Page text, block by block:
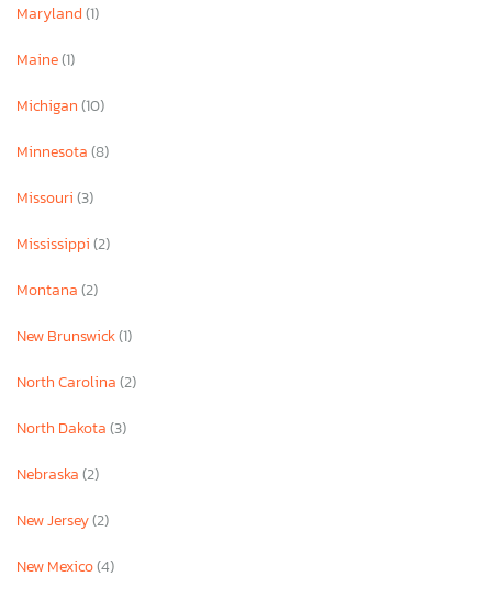
Maryland(1)
Maine(1)
Michigan(10)
Minnesota(8)
Missouri(3)
Mississippi(2)
Montana(2)
New Brunswick(1)
North Carolina(2)
North Dakota(3)
Nebraska(2)
New Jersey(2)
New Mexico(4)